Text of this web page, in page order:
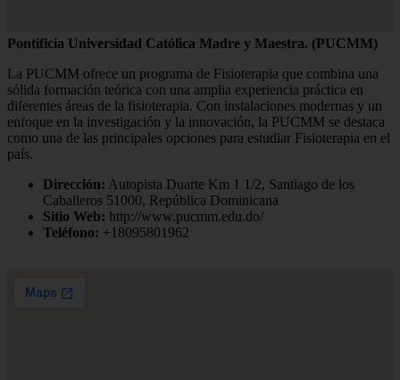
Pontificia Universidad Católica Madre y Maestra. (PUCMM)
La PUCMM ofrece un programa de Fisioterapia que combina una
sólida formación teórica con una amplia experiencia práctica en
diferentes áreas de la fisioterapia. Con instalaciones modernas y un
enfoque en la investigación y la innovación, la PUCMM se destaca
como una de las principales opciones para estudiar Fisioterapia en el
país.
Dirección: Autopista Duarte Km 1 1/2, Santiago de los
Caballeros 51000, República Dominicana
Sitio Web: http://www.pucmm.edu.do/
Teléfono: +18095801962